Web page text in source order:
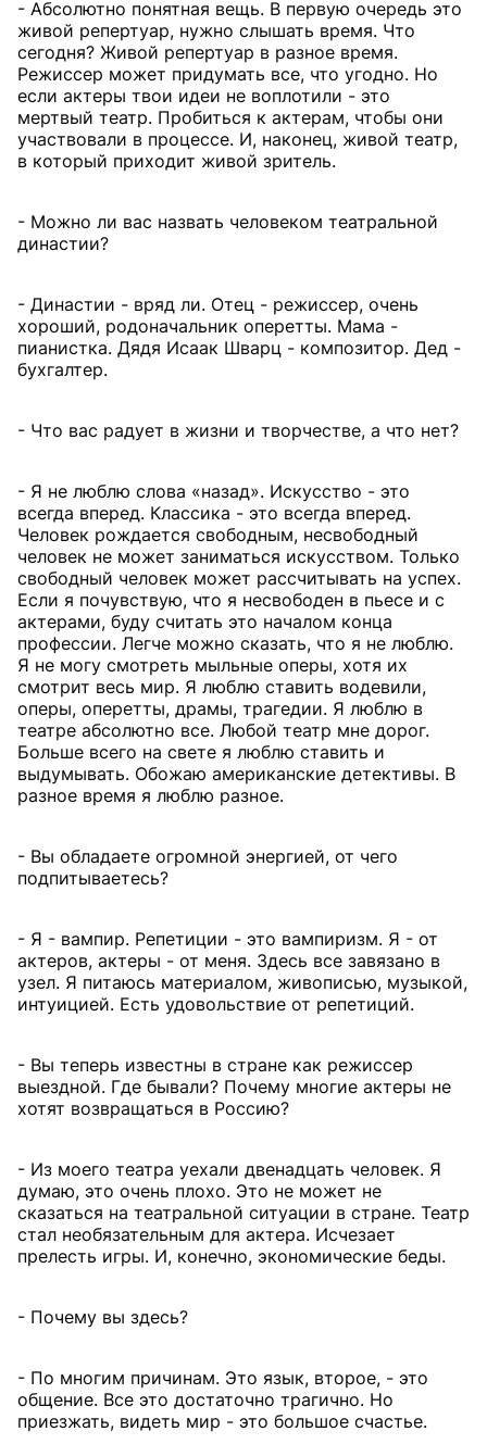
- Абсолютно понятная вещь. В первую очередь это
живой репертуар, нужно слышать время. Что
сегодня? Живой репертуар в разное время.
Режиссер может придумать все, что угодно. Но
если актеры твои идеи не воплотили - это
мертвый театр. Пробиться к актерам, чтобы они
участвовали в процессе. И, наконец, живой театр,
в который приходит живой зритель.
- Можно ли вас назвать человеком театральной
династии?
- Династии - вряд ли. Отец - режиссер, очень
хороший, родоначальник оперетты. Мама -
пианистка. Дядя Исаак Шварц - композитор. Дед -
бухгалтер.
- Что вас радует в жизни и творчестве, а что нет?
- Я не люблю слова «назад». Искусство - это
всегда вперед. Классика - это всегда вперед.
Человек рождается свободным, несвободный
человек не может заниматься искусством. Только
свободный человек может рассчитывать на успех.
Если я почувствую, что я несвободен в пьесе и с
актерами, буду считать это началом конца
профессии. Легче можно сказать, что я не люблю.
Я не могу смотреть мыльные оперы, хотя их
смотрит весь мир. Я люблю ставить водевили,
оперы, оперетты, драмы, трагедии. Я люблю в
театре абсолютно все. Любой театр мне дорог.
Больше всего на свете я люблю ставить и
выдумывать. Обожаю американские детективы. В
разное время я люблю разное.
- Вы обладаете огромной энергией, от чего
подпитываетесь?
- Я - вампир. Репетиции - это вампиризм. Я - от
актеров, актеры - от меня. Здесь все завязано в
узел. Я питаюсь материалом, живописью, музыкой,
интуицией. Есть удовольствие от репетиций.
- Вы теперь известны в стране как режиссер
выездной. Где бывали? Почему многие актеры не
хотят возвращаться в Россию?
- Из моего театра уехали двенадцать человек. Я
думаю, это очень плохо. Это не может не
сказаться на театральной ситуации в стране. Театр
стал необязательным для актера. Исчезает
прелесть игры. И, конечно, экономические беды.
- Почему вы здесь?
- По многим причинам. Это язык, второе, - это
общение. Все это достаточно трагично. Но
приезжать, видеть мир - это большое счастье.